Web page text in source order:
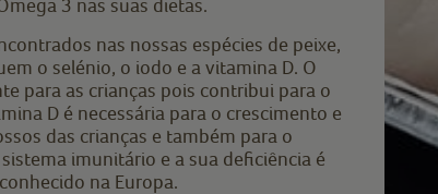
3 nas suas dietas.
nas nossas espécies de peixe,
o selénio, o iodo e a vitamina D. O
para as crianças pois contribui para o
D é necessária para o crescimento e
das crianças e também para o
imunitário e a sua deficiência é
na Europa.